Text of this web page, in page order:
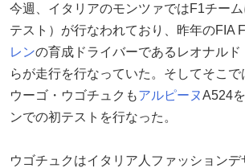
今週、イタリアのモンツァではF1チー
テスト）が行なわれており、昨年のFIA
レンの育成ドライバーであるレオナルド
らが走行を行なっていた。そしてそこ
ウーゴ・ウゴチュクもアルピーヌA524
ンでの初テストを行なった。
ウゴチュクはイタリア人ファッション